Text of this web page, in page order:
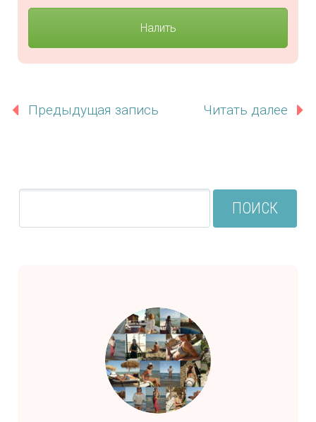
Налить
Предыдущая запись Читать далее
ПОИСК